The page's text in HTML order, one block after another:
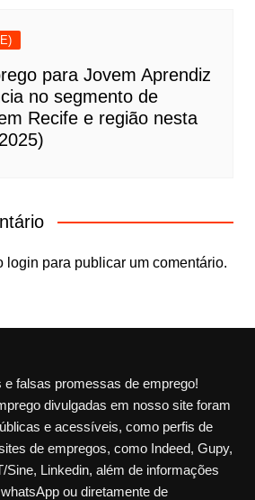
para Jovem Aprendiz
no segmento de
Recife e região nesta
login para publicar um comentário.
e falsas promessas de emprego!
divulgadas em nosso site foram
e acessíveis, como perfis de
de empregos, como Indeed, Gupy,
Sine, Linkedin, além de informações
ou diretamente de